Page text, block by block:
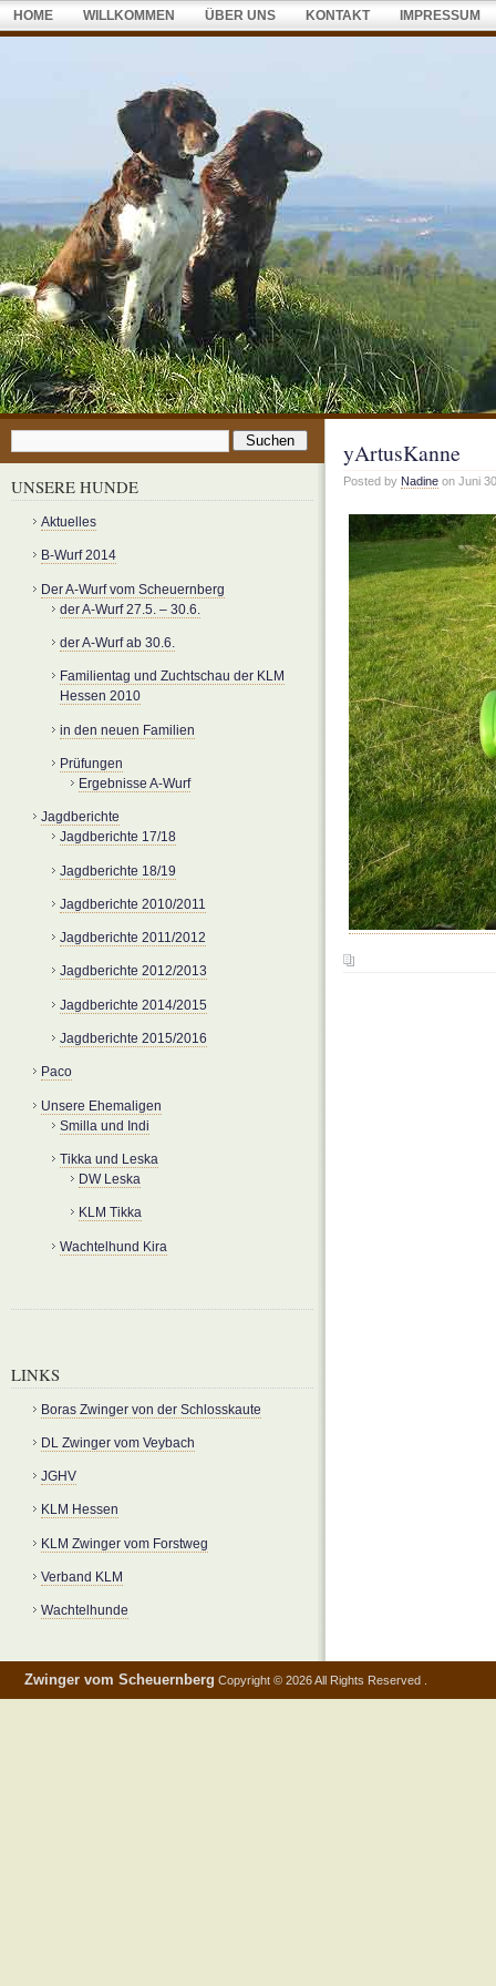
HOME WILLKOMMEN ÜBER UNS KONTAKT IMPRESSUM
yArtusKanne
Posted by Nadine on Juni
UNSERE HUNDE
Aktuelles
B-Wurf 2014
Der A-Wurf vom Scheuernberg
der A-Wurf 27.5. – 30.6.
der A-Wurf ab 30.6.
Familientag und Zuchtschau der KLM
Hessen 2010
in den neuen Familien
Prüfungen
Ergebnisse A-Wurf
Jagdberichte
Jagdberichte 17/18
Jagdberichte 18/19
Jagdberichte 2010/2011
Jagdberichte 2011/2012
Jagdberichte 2012/2013
Jagdberichte 2014/2015
Jagdberichte 2015/2016
Paco
Unsere Ehemaligen
Smilla und Indi
Tikka und Leska
DW Leska
KLM Tikka
Wachtelhund Kira
LINKS
Boras Zwinger von der Schlosskaute
DL Zwinger vom Veybach
JGHV
KLM Hessen
KLM Zwinger vom Forstweg
Verband KLM
Wachtelhunde
Zwinger vom Scheuernberg Copyright © 2026 All Rights Reserved .